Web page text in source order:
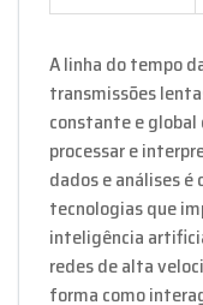
A linha do tempo
transmissões
constante e global
processar e
dados e análises
tecnologias que
inteligência
redes de alta
forma como